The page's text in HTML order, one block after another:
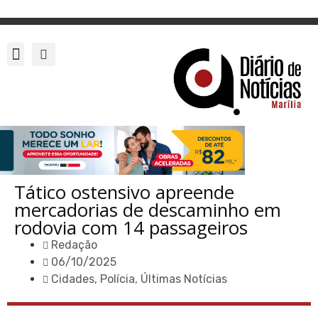
Tático ostensivo apreende
mercadorias de descaminho em
rodovia com 14 passageiros
Redação
06/10/2025
Cidades, Polícia, Últimas Notícias